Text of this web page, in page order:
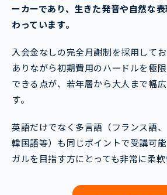
ーカーであり、生きた発音や自然な
わっています。
入会金なしの完全月謝制を採用して
ありながら初期費用のハードルを極
できる点が、若年層から大人まで幅
す。
英語だけでなく多言語（フランス語、
韓国語等）も同じポイントで受講可
ガルを目指す方にとっても非常に柔軟